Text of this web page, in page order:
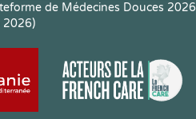
de Médecines Douces
2026)